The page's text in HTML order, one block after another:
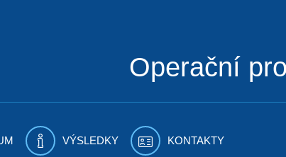
Operační
VÝSLEDKY KONTAKTY